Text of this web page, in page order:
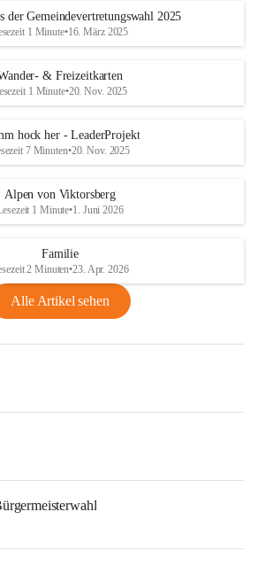
der Gemeindevertretungswahl 2025
1 Minute•16. März 2025
& Freizeitkarten
1 Minute•20. Nov. 2025
hock her - LeaderProjekt
7 Minuten•20. Nov. 2025
Alpen von Viktorsberg
1 Minute•1. Juni 2026
Familie
2 Minuten•23. Apr. 2026
Alle Artikel sehen